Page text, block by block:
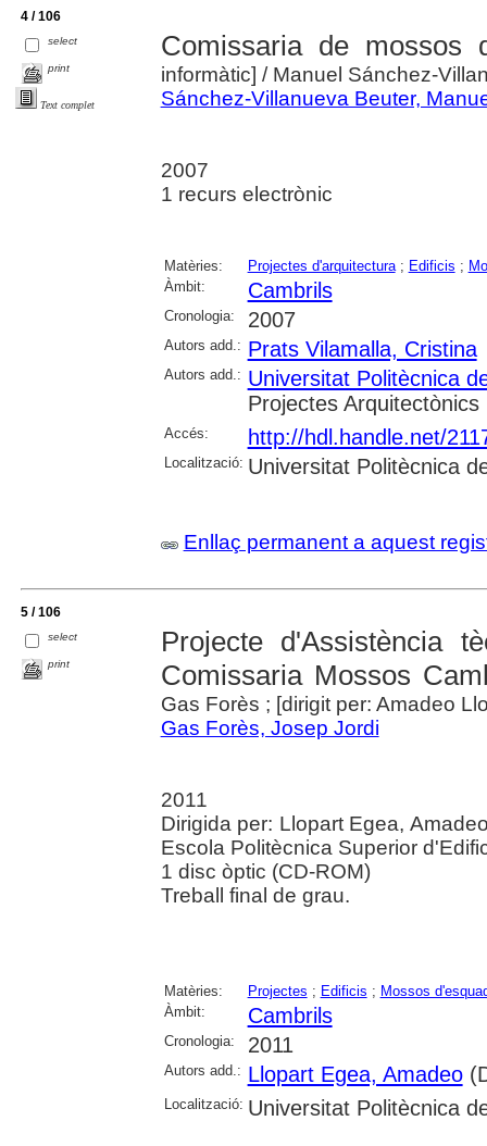
4 / 106
select
print
Text complet
Comissaria de mossos
informàtic] / Manuel Sánchez-
Sánchez-Villanueva Beuter,
2007
1 recurs electrònic
Matèries: Projectes d'arquitectura; Edificis ;
Àmbit:
Cambrils
Cronologia: 2007
Autors add.: Prats Vilamalla, Cristina
Autors add.: Universitat Politècnica
Projectes
Accés: http://hdl.handle.net/
Localització: Universitat Politècnica
Enllaç permanent a aquest
5 / 106
select
print
Projecte d'Assistència
Comissaria Mossos
Gas Forès ; [dirigit per: Amadeo
Gas Forès, Josep Jordi
2011
Dirigida per: Llopart Egea,
Escola Politècnica Superior
1 disc òptic (CD-ROM)
Treball final de grau.
Matèries: Projectes ; Edificis ; Mossos
Àmbit:
Cambrils
Cronologia: 2011
Autors add.: Llopart Egea, Amadeo
Localització: Universitat Politècnica